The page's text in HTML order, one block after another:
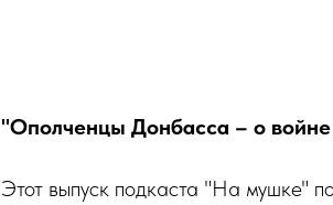
"Ополченцы Донбасса – о
Этот выпуск подкаста "На